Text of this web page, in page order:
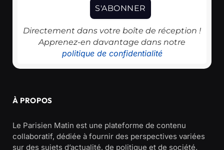
Directement dans votre boîte de réception !
Apprenez-en davantage dans notre
politique de confidentialité
À PROPOS
Le Parisien Matin est une plateforme de contenu
collaboratif, dédiée à fournir des perspectives variées
sur des sujets d’actualité, de politique et de société.